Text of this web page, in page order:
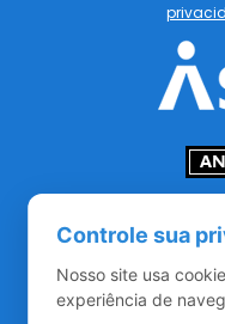
Controle sua
Nosso site usa
experiência de